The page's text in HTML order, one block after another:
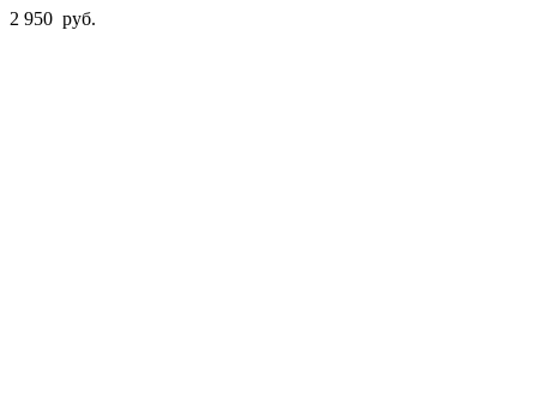
2 950 руб.